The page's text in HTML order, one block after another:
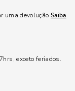
uma devolução Saiba
exceto feriados.